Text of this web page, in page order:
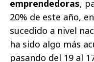
emprendedoras,
20% de este año,
sucedido a nivel
ha sido algo más
pasando del 19 al